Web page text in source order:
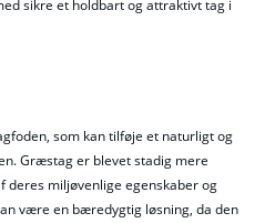
sikre et holdbart og attraktivt tag i
som kan tilføje et naturligt og
Græstag er blevet stadig mere
deres miljøvenlige egenskaber og
være en bæredygtig løsning, da den